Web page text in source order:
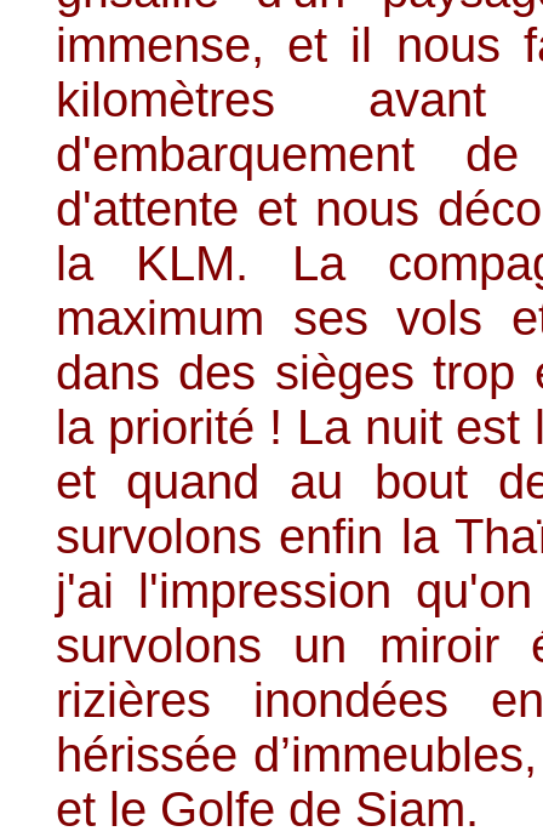
immense, et il nous
kilomètres
d'embarquement
d'attente et nous
la KLM. La
maximum ses vols
dans des sièges trop
la priorité ! La nuit est
et quand au bout
survolons enfin la
j'ai l'impression
survolons un miroir
rizières inondées
hérissée
et le Golfe de Siam.